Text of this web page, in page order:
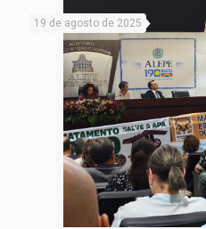
19 de agosto de 2025